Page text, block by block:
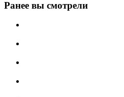
Ранее вы смотрели